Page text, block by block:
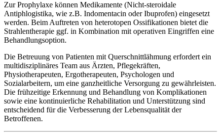
Zur Prophylaxe können Medikamente (Nicht-steroidale
Antiphlogistika, wie z.B. Indomentacin oder Ibuprofen) eingesetzt
werden. Beim Auftreten von heterotopen Ossifikationen bietet die
Strahlentherapie ggf. in Kombination mit operativen Eingriffen eine
Behandlungsoption.
Die Betreuung von Patienten mit Querschnittlähmung erfordert ein
multidisziplinäres Team aus Ärzten, Pflegekräften,
Physiotherapeuten, Ergotherapeuten, Psychologen und
Sozialarbeitern, um eine ganzheitliche Versorgung zu gewährleisten.
Die frühzeitige Erkennung und Behandlung von Komplikationen
sowie eine kontinuierliche Rehabilitation und Unterstützung sind
entscheidend für die Verbesserung der Lebensqualität der
Betroffenen.